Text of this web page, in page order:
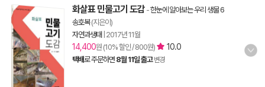
화살표 민물고기 도감 -한눈에 알아보는 우리 생물 6
송호복(지은이)
자연과생태 2017년 11월
14,400원 (10% 할인 / 800원) 10.0
택배로 주문하면 8월 11일 출고 변경